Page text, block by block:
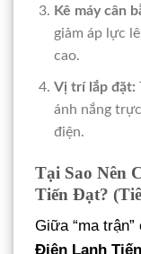
Kê máy cân
giảm áp lực
cao.
Vị trí lắp đặt:
ánh nắng
điện.
Tại Sao Nên
Tiến Đạt?
Giữa “ma
Điện Lạnh